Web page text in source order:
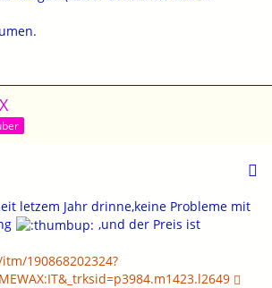
letzem Jahr drinne,keine Probleme mit
,und der Preis ist
190868202324?